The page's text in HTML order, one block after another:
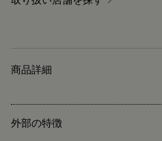
商品詳細
外部の特徴